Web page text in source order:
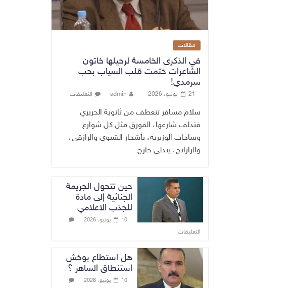
مقالات
في الذكرى الخامسة لرحيلها خاتون
الشاعرات ختمت قلب السياب بحب
سرمدي!
21 يونيو، 2026 admin التعليقات
سلام مسافر تنعطف من ثانوية الحريري
فتدلف شارعها، المورق مثل كل شوارع
وساحات الوزيرية، بأشجار الشبوي والرازقي،
والرارانج، يتدلى خارج
حين تتحول الجريمة
الجنائية إلى مادة
للجذب الاعلامي
10 يونيو، 2026
التعليقات
هل استطاع بوخش
استنطاق الساهر ؟
10 يونيو، 2026